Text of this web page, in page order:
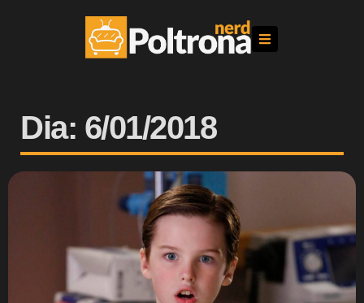
Dia: 6/01/2018